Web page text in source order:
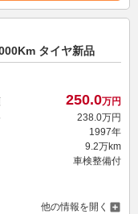
タイヤ新品
250.0万円
238.0万円
1997年
9.2万km
車検整備付
他の情報を開く